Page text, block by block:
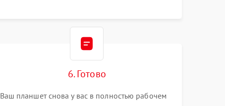
6. Готово
Ваш планшет снова у вас в полностью рабочем